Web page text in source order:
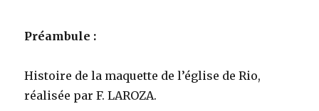
Préambule :
Histoire de la maquette de l’église de Rio,
réalisée par F. LAROZA.